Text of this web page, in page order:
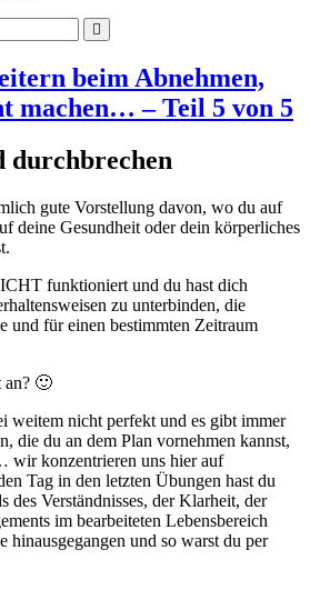
beim Abnehmen,
machen… – Teil 5 von 5
durchbrechen
gute Vorstellung davon, wo du auf
deine Gesundheit oder dein körperliches
funktioniert und du hast dich
zu unterbinden, die
und für einen bestimmten Zeitraum
🙂
weitem nicht perfekt und es gibt immer
die du an dem Plan vornehmen kannst,
wir konzentrieren uns hier auf
Tag in den letzten Übungen hast du
des Verständnisses, der Klarheit, der
im bearbeiteten Lebensbereich
hinausgegangen und so warst du per